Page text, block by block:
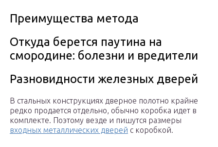
Преимущества метода
Откуда берется паутина на
смородине: болезни и вредители
Разновидности железных дверей
В стальных конструкциях дверное полотно крайне
редко продается отдельно, обычно коробка идет в
комплекте. Поэтому везде и пишутся размеры
входных металлических дверей с коробкой.